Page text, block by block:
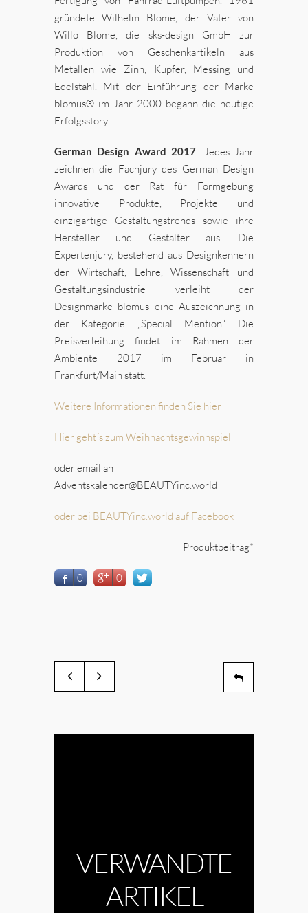
gründete Wilhelm Blome, der Vater von
Willo Blome, die sks-design GmbH zur
Produktion von Geschenkartikeln aus
Metallen wie Zinn, Kupfer, Messing und
Edelstahl. Mit der Einführung der Marke
blomus® im Jahr 2000 begann die heutige
Erfolgsstory.
German Design Award 2017: Jedes Jahr
zeichnen die Fachjury des German Design
Awards und der Rat für Formgebung
innovative Produkte, Projekte und
einzigartige Gestaltungstrends sowie ihre
Hersteller und Gestalter aus. Die
Expertenjury, bestehend aus Designkennern
der Wirtschaft, Lehre, Wissenschaft und
Gestaltungsindustrie verleiht der
Designmarke blomus eine Auszeichnung in
der Kategorie „Special Mention“. Die
Preisverleihung findet im Rahmen der
Ambiente 2017 im Februar in
Frankfurt/Main statt.
Weitere Informationen finden Sie hier
Hier geht´s zum Weihnachtsgewinnspiel
oder email an
Adventskalender@BEAUTYinc.world
oder bei BEAUTYinc.world auf Facebook
Produktbeitrag*
0 0
VERWANDTE
ARTIKEL